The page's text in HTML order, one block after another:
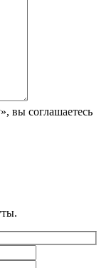
вы соглашаетесь